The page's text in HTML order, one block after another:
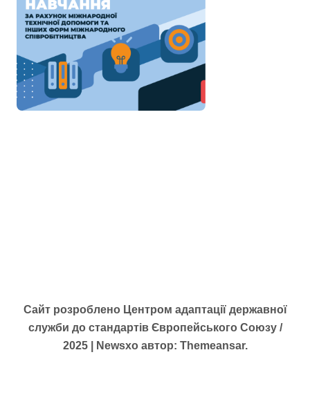
Сайт розроблено Центром адаптації державної
служби до стандартів Європейського Союзу /
2025
Newsxoавтор: Themeansar.